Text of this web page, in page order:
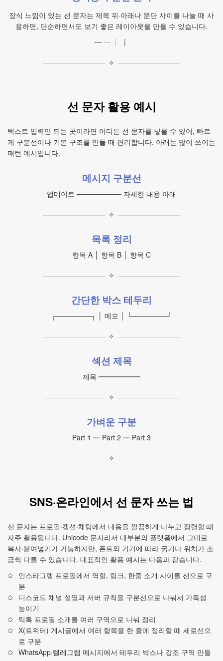
장식 느낌이 있는 선 문자는 제목 위·아래나 문단 사이를 나눌 때 사
용하면, 단순하면서도 보기 좋은 레이아웃을 만들 수 있습니다.
┉ ┈ ┊ ┋
✧
선 문자 활용 예시
텍스트 입력만 되는 곳이라면 어디든 선 문자를 넣을 수 있어, 빠르
게 구분선이나 기본 구조를 만들 때 편리합니다. 아래는 많이 쓰이는
패턴 예시입니다.
메시지 구분선
업데이트 ───────── 자세한 내용 아래
✧
목록 정리
항목 A │ 항목 B │ 항목 C
✧
간단한 박스 테두리
┌───────┐ │ 메모 │ └───────┘
✧
섹션 제목
제목 ━━━━━━
✧
가벼운 구분
Part 1 ┉ Part 2 ┉ Part 3
✧
SNS·온라인에서 선 문자 쓰는 법
선 문자는 프로필·캡션·채팅에서 내용을 깔끔하게 나누고 정렬할 때
자주 활용됩니다. Unicode 문자라서 대부분의 플랫폼에서 그대로
복사·붙여넣기가 가능하지만, 폰트와 기기에 따라 굵기나 위치가 조
금씩 다를 수 있습니다. 대표적인 활용 예시는 다음과 같습니다.
인스타그램 프로필에서 역할, 링크, 한줄 소개 사이를 선으로 구
분
디스코드 채널 설명과 서버 규칙을 구분선으로 나눠서 가독성
높이기
틱톡 프로필 소개를 여러 구역으로 나눠 정리
X(트위터) 게시글에서 여러 항목을 한 줄에 정리할 때 세로선으
로 구분
WhatsApp·텔레그램 메시지에서 테두리 박스나 강조 구역 만들